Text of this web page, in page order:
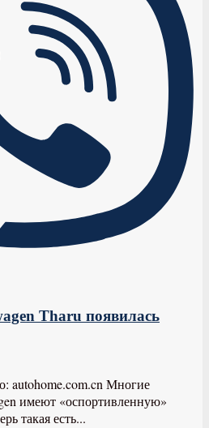
Tharu появилась
autohome.com.cn Многие
имеют «оспортивленную»
такая есть...